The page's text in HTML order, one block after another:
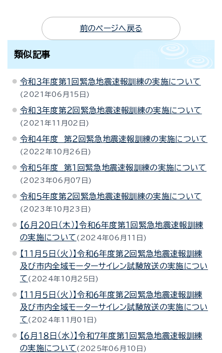
前のページへ戻る
類似記事
令和３年度第１回緊急地震速報訓練の実施について
2021年06月15日
令和３年度第２回緊急地震速報訓練の実施について
2021年11月02日
令和４年度 第２回緊急地震速報訓練の実施について
2022年10月26日
令和５年度 第１回緊急地震速報訓練の実施について
2023年06月07日
令和５年度第２回緊急地震速報訓練の実施について
2023年10月23日
【６月２０日（木）】令和６年度第１回緊急地震速報訓練
の実施について
2024年06月11日
【１１月５日（火）】令和６年度第２回緊急地震速報訓練
及び市内全域モーターサイレン試験放送の実施につい
て
2024年10月25日
【１１月５日（火）】令和６年度第２回緊急地震速報訓練
及び市内全域モーターサイレン試験放送の実施につい
て
2024年11月01日
【６月１８日（水）】令和７年度第１回緊急地震速報訓練
の実施について
2025年06月10日